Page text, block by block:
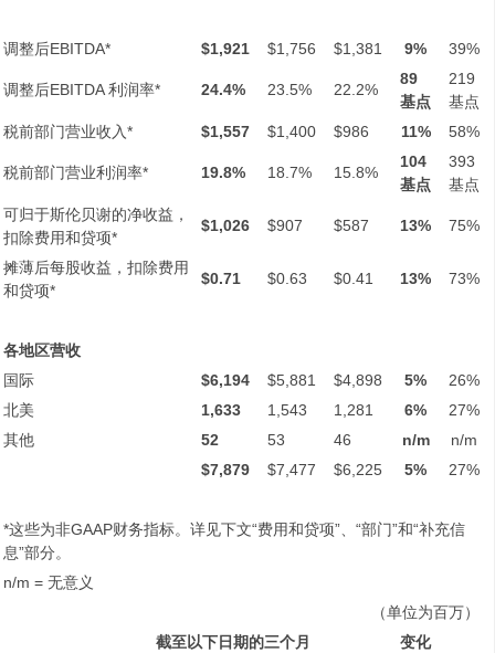
调整后EBITDA* $1,921 $1,756 $1,381 9% 39%
调整后EBITDA 利润率* 24.4% 23.5% 22.2%
89
基点
219
基点
税前部门营业收入*
$1,557 $1,400 $986 11% 58%
税前部门营业利润率* 19.8% 18.7% 15.8%
104
基点
393
基点
可归于斯伦贝谢的净收益，
扣除费用和贷项*
$1,026 $907 $587 13% 75%
摊薄后每股收益，扣除费用
和贷项*
$0.71 $0.63 $0.41 13% 73%
各地区营收
国际
$6,194 $5,881 $4,898 5%
26%
北美
1,633 1,543 1,281 6%
27%
其他
52 53 46 n/m
n/m
$7,879
$7,477 $6,225 5% 27%
*这些为非GAAP财务指标。详见下文“费用和贷项”、“部门”和“补充信
息”部分。
n/m = 无意义
（单位为百万）
截至以下日期的三个月
变化